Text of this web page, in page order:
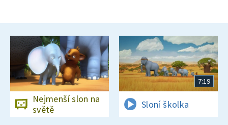
Nejmenší slon na
světě
7:19
Sloní školka